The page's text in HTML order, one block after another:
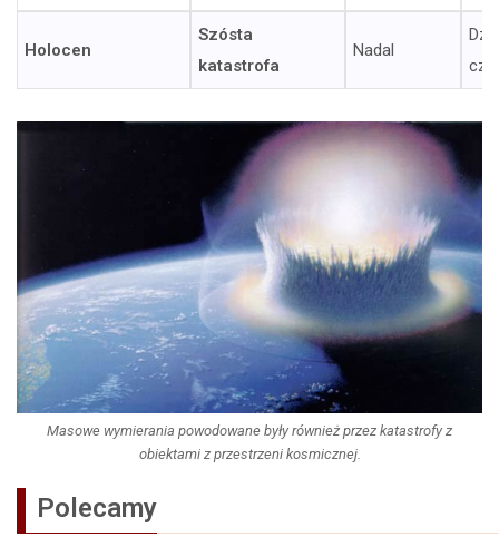
Holocen
Szósta
katastrofa
Nadal
Masowe wymierania powodowane były również przez katastrofy z
obiektami z przestrzeni kosmicznej.
Polecamy